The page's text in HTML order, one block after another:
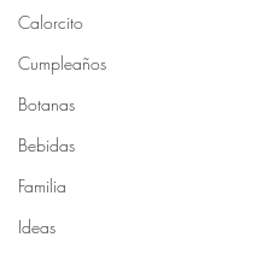
Calorcito
Cumpleaños
Botanas
Bebidas
Familia
Ideas